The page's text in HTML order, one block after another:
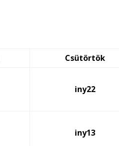
Csütörtök
iny22
iny13